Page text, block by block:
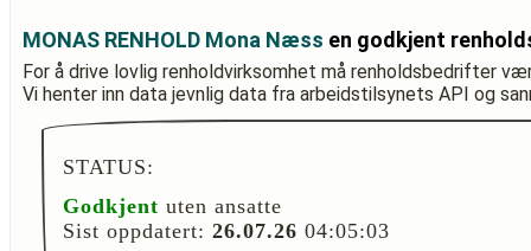
MONAS RENHOLD Mona Næss en godkjent
For å drive lovlig renholdvirksomhet må renholdsbedrifter
Vi henter inn data jevnlig data fra arbeidstilsynets API og
STATUS:
Godkjent uten ansatte
Sist oppdatert: 26.07.26 04:05:03